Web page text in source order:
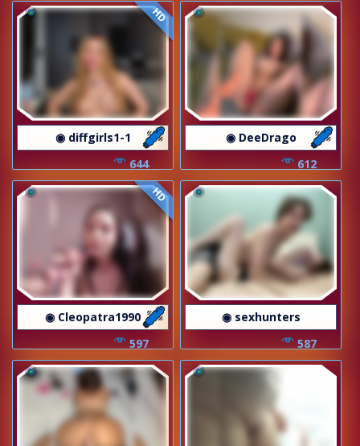
HD
◉ diffgirls1-1
644
◉ DeeDrago
612
HD
◉ Cleopatra1990
597
◉ sexhunters
587